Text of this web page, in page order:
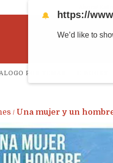
POR TEMAS
/ Una mujer y un
🔔 https://
We’d like to